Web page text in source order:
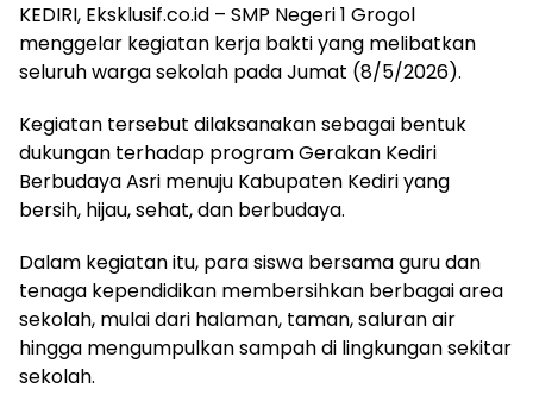
KEDIRI, Eksklusif.co.id – SMP Negeri 1 Grogol
menggelar kegiatan kerja bakti yang melibatkan
seluruh warga sekolah pada Jumat (8/5/2026).
Kegiatan tersebut dilaksanakan sebagai bentuk
dukungan terhadap program Gerakan Kediri
Berbudaya Asri menuju Kabupaten Kediri yang
bersih, hijau, sehat, dan berbudaya.
Dalam kegiatan itu, para siswa bersama guru dan
tenaga kependidikan membersihkan berbagai area
sekolah, mulai dari halaman, taman, saluran air
hingga mengumpulkan sampah di lingkungan sekitar
sekolah.